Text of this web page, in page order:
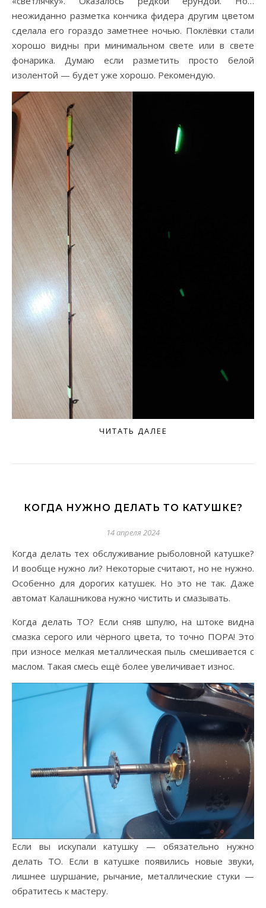
неожиданно разметка кончика фидера другим цветом
сделала его гораздо заметнее ночью. Поклёвки стали
хорошо видны при минимальном свете или в свете
фонарика. Думаю если разметить просто белой
изолентой — будет уже хорошо. Рекомендую.
ЧИТАТЬ ДАЛЕЕ
КОГДА НУЖНО ДЕЛАТЬ ТО КАТУШКЕ?
14 апреля 2024
Когда делать тех обслуживание рыболовной катушке?
И вообще нужно ли? Некоторые считают, но не нужно.
Особенно для дорогих катушек. Но это не так. Даже
автомат Калашникова нужно чистить и смазывать.
Когда делать ТО? Если сняв шпулю, на штоке видна
смазка серого или чёрного цвета, то точно ПОРА! Это
при износе мелкая металлическая пыль смешивается с
маслом. Такая смесь ещё более увеличивает износ.
Если вы искупали катушку — обязательно нужно
делать ТО. Если в катушке появились новые звуки,
лишнее шуршание, рычание, металлические стуки —
обратитесь к мастеру.